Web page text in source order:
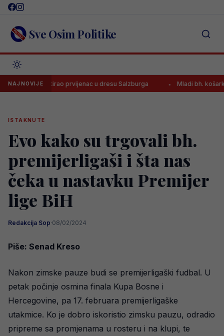
Skip
content Sve Osim Politike
NAJNOVIJEprvijenac u dresu Salzburga Mladi bh. košarkaši
ISTAKNUTE
Evo kako su trgovali bh.
premijerligaši i šta nas
čeka u nastavku Premijer
lige BiH
Redakcija Sop·08/02/2024
Piše: Senad Kreso
Nakon zimske pauze budi se premijerligaški fudbal. U
petak počinje osmina finala Kupa Bosne i
Hercegovine, pa 17. februara premijerligaške
utakmice. Ko je dobro iskoristio zimsku pauzu, odradio
pripreme sa promjenama u rosteru i na klupi, te